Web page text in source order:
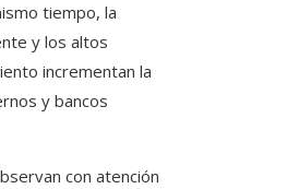
tiempo, la
y los altos
incrementan la
y bancos
con atención